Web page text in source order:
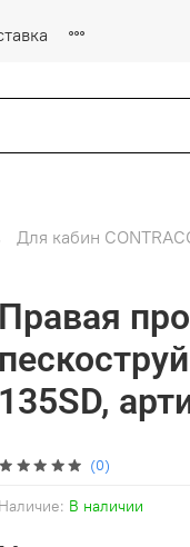
Для кабин
(0)
Наличие: В наличии
Правая
135SD,